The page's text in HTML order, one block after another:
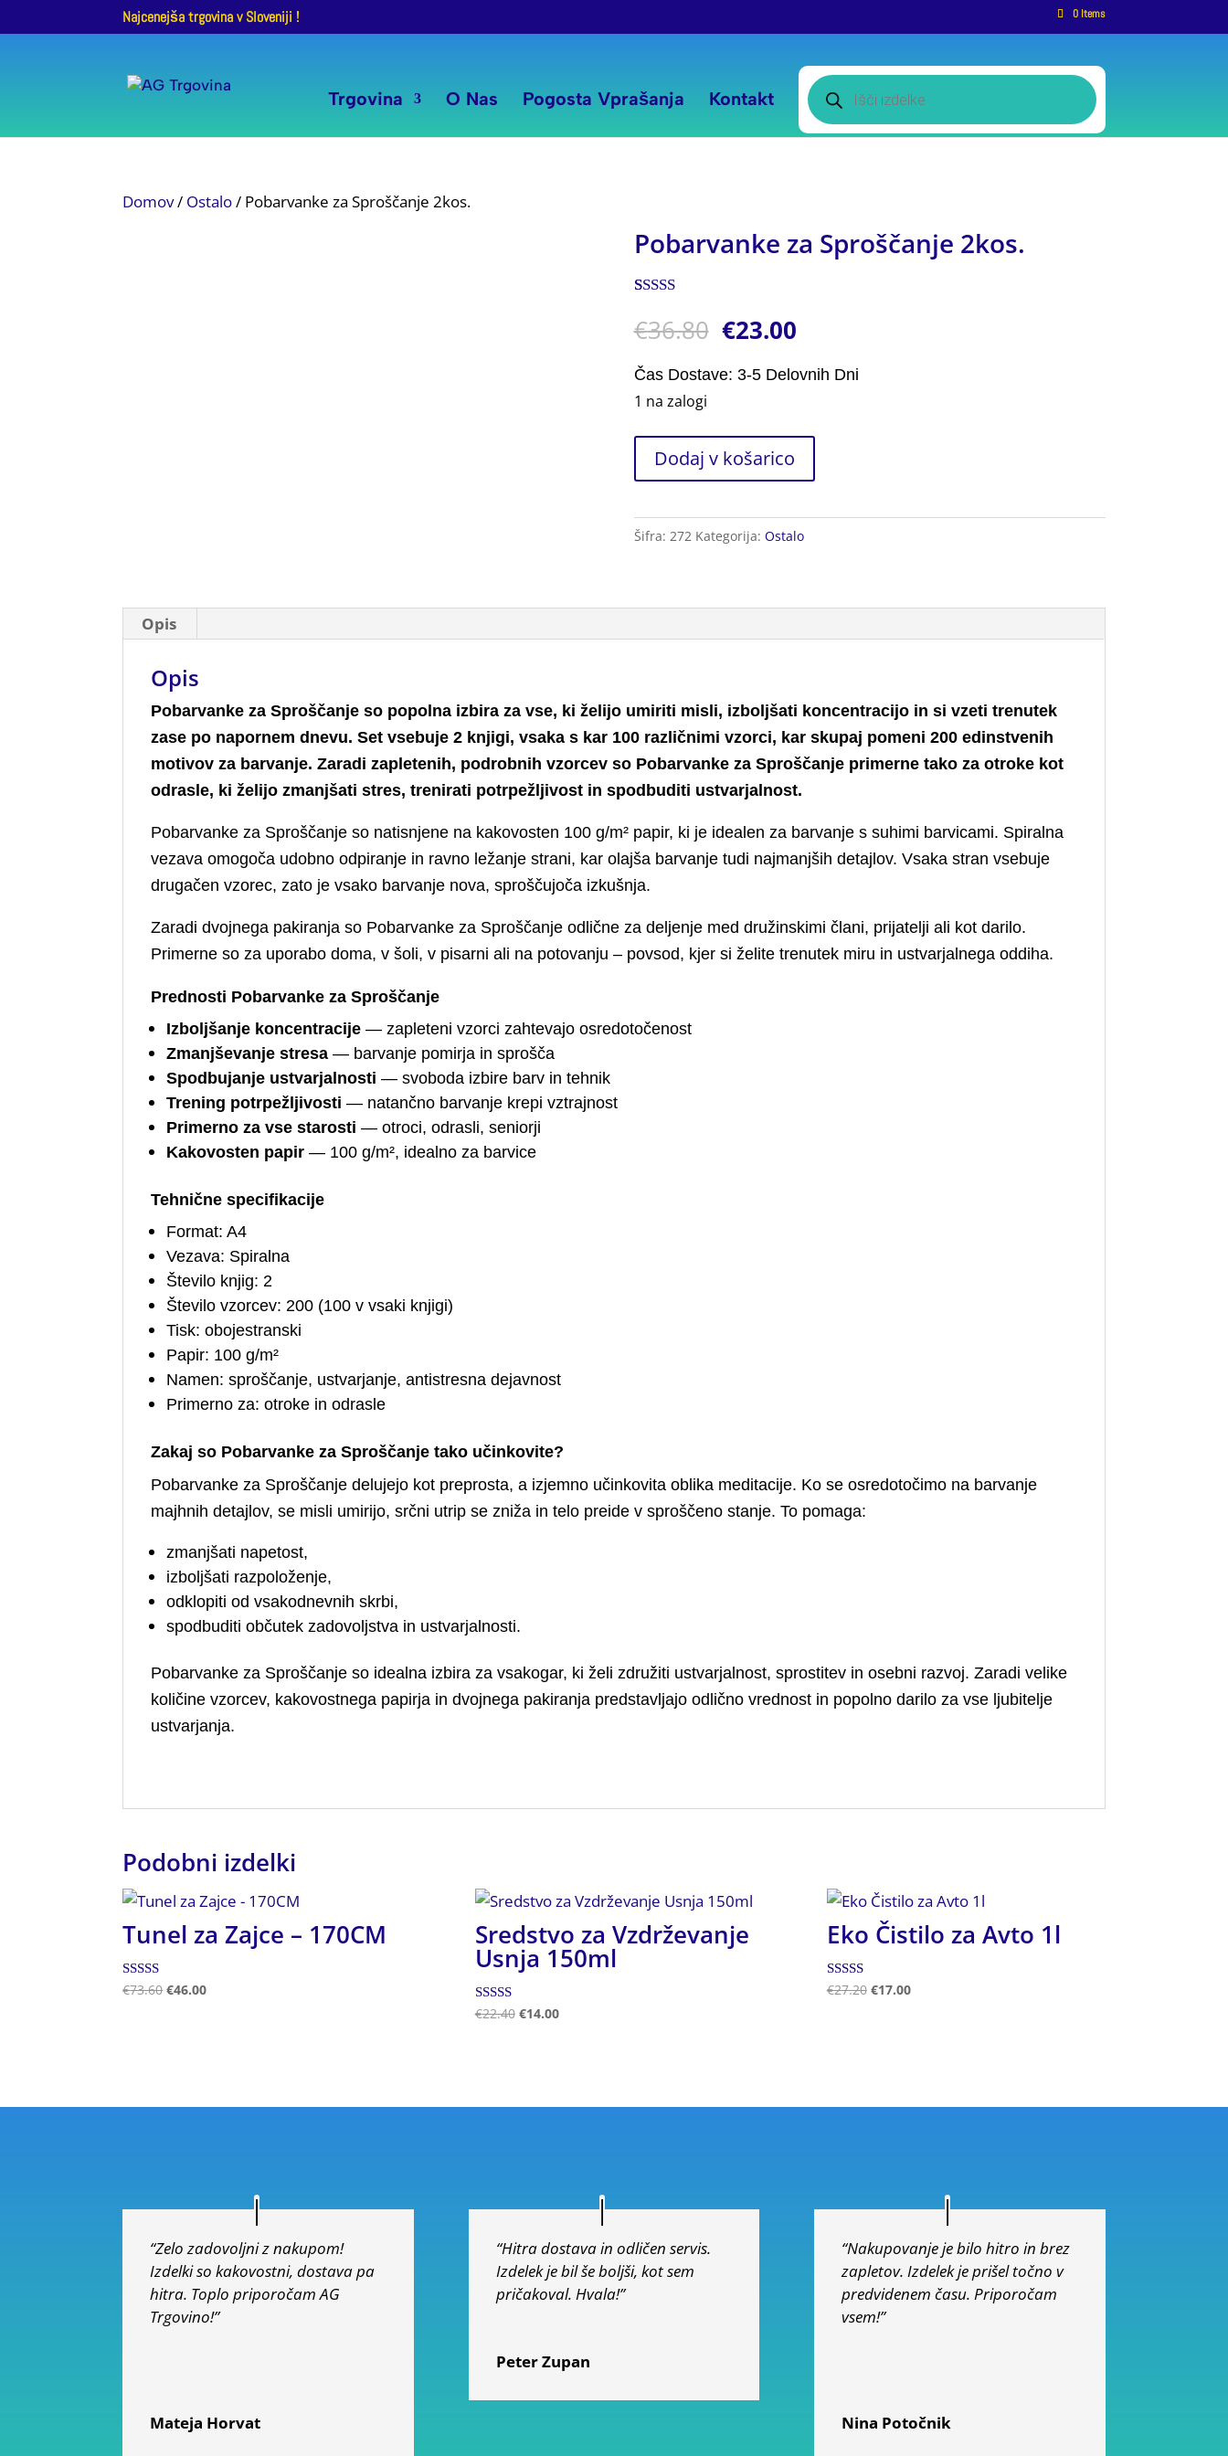
Najcenejša trgovina v Sloveniji ! 0 Items
Trgovina O Nas Pogosta Vprašanja Kontakt
Products
search
Domov/ Ostalo/ Pobarvanke za Sproščanje 2kos.
Pobarvanke za Sproščanje 2kos.
5.00 od 5 na
podlagi
stranke
€36.80 €23.00
Čas Dostave: 3-5 Delovnih Dni
1 na zalogi
Pobarvanke
2kos.
Dodaj v košarico
Šifra: 272 Kategorija: Ostalo
Opis
Opis
Pobarvanke za Sproščanje so popolna izbira za vse, ki želijo umiriti misli, izboljšati koncentracijo in si vzeti trenutek
zase po napornem dnevu. Set vsebuje 2 knjigi, vsaka s kar 100 različnimi vzorci, kar skupaj pomeni 200 edinstvenih
motivov za barvanje. Zaradi zapletenih, podrobnih vzorcev so Pobarvanke za Sproščanje primerne tako za otroke kot
odrasle, ki želijo zmanjšati stres, trenirati potrpežljivost in spodbuditi ustvarjalnost.
Pobarvanke za Sproščanje so natisnjene na kakovosten 100 g/m² papir, ki je idealen za barvanje s suhimi barvicami. Spiralna
vezava omogoča udobno odpiranje in ravno ležanje strani, kar olajša barvanje tudi najmanjših detajlov. Vsaka stran vsebuje
drugačen vzorec, zato je vsako barvanje nova, sproščujoča izkušnja.
Zaradi dvojnega pakiranja so Pobarvanke za Sproščanje odlične za deljenje med družinskimi člani, prijatelji ali kot darilo.
Primerne so za uporabo doma, v šoli, v pisarni ali na potovanju – povsod, kjer si želite trenutek miru in ustvarjalnega oddiha.
Prednosti Pobarvanke za Sproščanje
Izboljšanje koncentracije — zapleteni vzorci zahtevajo osredotočenost
Zmanjševanje stresa — barvanje pomirja in sprošča
Spodbujanje ustvarjalnosti — svoboda izbire barv in tehnik
Trening potrpežljivosti — natančno barvanje krepi vztrajnost
Primerno za vse starosti — otroci, odrasli, seniorji
Kakovosten papir — 100 g/m², idealno za barvice
Tehnične specifikacije
Format: A4
Vezava: Spiralna
Število knjig: 2
Število vzorcev: 200 (100 v vsaki knjigi)
Tisk: obojestranski
Papir: 100 g/m²
Namen: sproščanje, ustvarjanje, antistresna dejavnost
Primerno za: otroke in odrasle
Zakaj so Pobarvanke za Sproščanje tako učinkovite?
Pobarvanke za Sproščanje delujejo kot preprosta, a izjemno učinkovita oblika meditacije. Ko se osredotočimo na barvanje
majhnih detajlov, se misli umirijo, srčni utrip se zniža in telo preide v sproščeno stanje. To pomaga:
zmanjšati napetost,
izboljšati razpoloženje,
odklopiti od vsakodnevnih skrbi,
spodbuditi občutek zadovoljstva in ustvarjalnosti.
Pobarvanke za Sproščanje so idealna izbira za vsakogar, ki želi združiti ustvarjalnost, sprostitev in osebni razvoj. Zaradi velike
količine vzorcev, kakovostnega papirja in dvojnega pakiranja predstavljajo odlično vrednost in popolno darilo za vse ljubitelje
ustvarjanja.
Podobni izdelki
Tunel za Zajce – 170CM
Ocenjeno
€73.60 €46.00
Sredstvo za Vzdrževanje
Usnja 150ml
Ocenjeno
€22.40 €14.00
Eko Čistilo za Avto 1l
Ocenjeno
€27.20 €17.00
“Zelo zadovoljni z nakupom!
Izdelki so kakovostni, dostava pa
hitra. Toplo priporočam AG
Trgovino!”
Mateja Horvat
“Hitra dostava in odličen servis.
Izdelek je bil še boljši, kot sem
pričakoval. Hvala!”
Peter Zupan
“Nakupovanje je bilo hitro in brez
zapletov. Izdelek je prišel točno v
predvidenem času. Priporočam
vsem!”
Nina Potočnik